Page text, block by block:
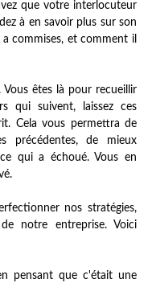
que votre interlocuteur
à en savoir plus sur son
commises, et comment il
êtes là pour recueillir
qui suivent, laissez ces
Cela vous permettra de
précédentes, de mieux
qui a échoué. Vous en
nos stratégies,
notre entreprise. Voici
pensant que c'était une